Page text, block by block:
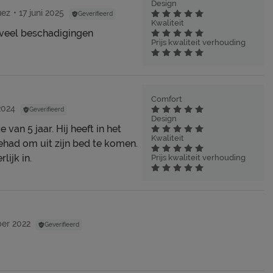
17 juni 2025 Geverifieerd
beschadigingen
Design
Kwaliteit
Prijs kwaliteit verhouding
Geverifieerd
van 5 jaar. Hij heeft in het
om uit zijn bed te komen.
in.
Comfort
Design
Kwaliteit
Prijs kwaliteit verhouding
2022 Geverifieerd